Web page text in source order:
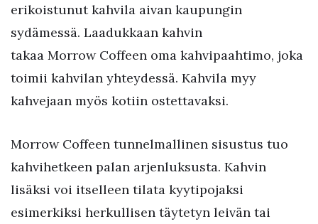
erikoistunut kahvila aivan kaupungin
sydämessä. Laadukkaan kahvin
takaa Morrow Coffeen oma kahvipaahtimo, joka
toimii kahvilan yhteydessä. Kahvila myy
kahvejaan myös kotiin ostettavaksi.
Morrow Coffeen tunnelmallinen sisustus tuo
kahvihetkeen palan arjenluksusta. Kahvin
lisäksi voi itselleen tilata kyytipojaksi
esimerkiksi herkullisen täytetyn leivän tai